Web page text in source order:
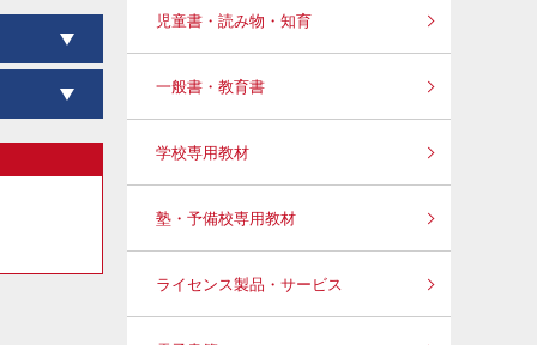
児童書・読み物・知育
一般書・教育書
学校専用教材
塾・予備校専用教材
ライセンス製品・サービス